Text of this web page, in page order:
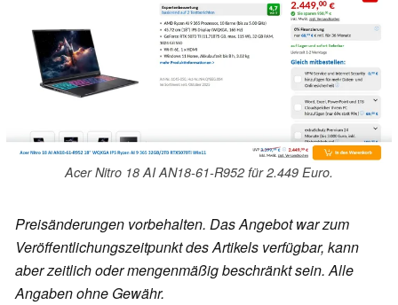
Acer Nitro 18 AI AN18-61-R952 für 2.449 Euro.
Preisänderungen vorbehalten. Das Angebot war zum
Veröffentlichungszeitpunkt des Artikels verfügbar, kann
aber zeitlich oder mengenmäßig beschränkt sein. Alle
Angaben ohne Gewähr.